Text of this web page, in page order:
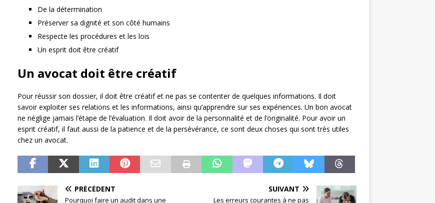
De la détermination
Préserver sa dignité et son côté humains
Respecte les procédures et les lois
Un esprit doit être créatif
Un avocat doit être créatif
Pour réussir son dossier, il doit être créatif et ne pas se contenter de quelques informations. Il doit
savoir exploiter ses relations et les informations, ainsi qu’apprendre sur ses expériences. Un bon avocat
ne néglige jamais l’étape de l’évaluation. Il doit avoir de la personnalité et de l’originalité. Pour avoir un
esprit créatif, il faut aussi de la patience et de la persévérance, ce sont deux choses qui sont très utiles
chez un avocat.
PRÉCÉDENT
Pourquoi faire un audit dans une
SUIVANT
Les erreurs courantes à ne pas